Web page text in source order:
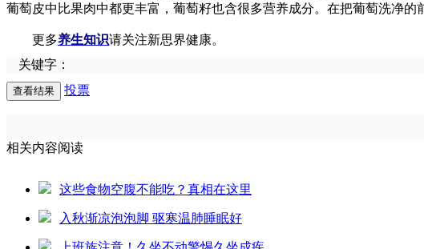
葡萄皮中比果肉中都更丰富，葡萄籽也含很多营养成分。在把葡萄洗净的
更多养生知识请关注新思界健康。
关键字：
投票
相关内容阅读
这些食物空腹不能吃？真相在这里
入秋渐凉泡泡脚 驱寒温肺睡眠好